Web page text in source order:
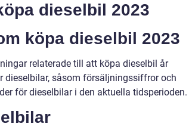
dieselbil 2023
köpa dieselbil 2023
relaterade till att köpa dieselbil år
dieselbilar, såsom försäljningssiffror och
för dieselbilar i den aktuella tidsperioden.